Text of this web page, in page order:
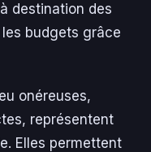
destination des
les budgets grâce
onéreuses,
représentent
Elles permettent